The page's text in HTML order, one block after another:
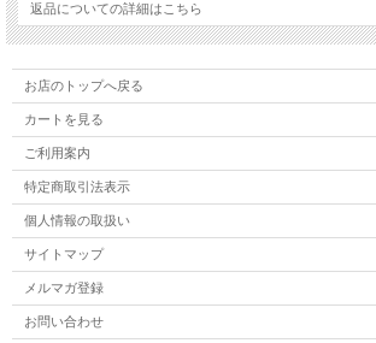
返品についての詳細はこちら
お店のトップへ戻る
カートを見る
ご利用案内
特定商取引法表示
個人情報の取扱い
サイトマップ
メルマガ登録
お問い合わせ